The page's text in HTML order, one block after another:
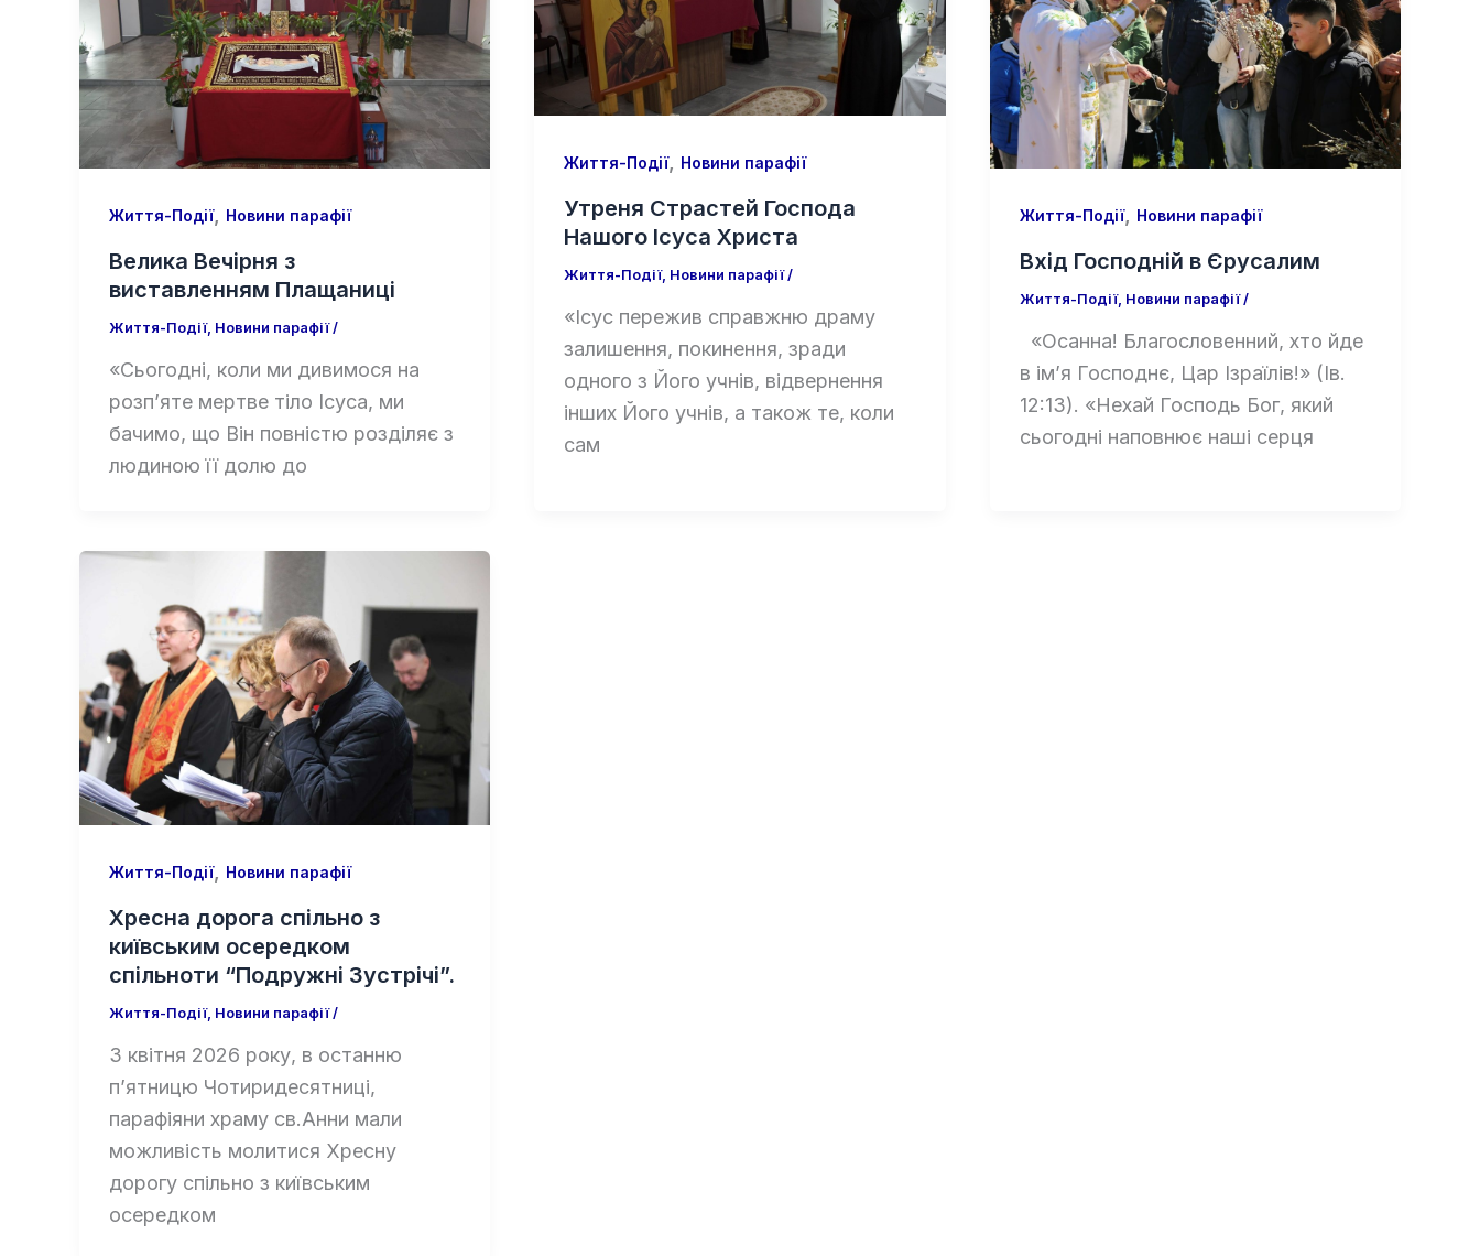
Життя-Події, Новини парафії
Велика Вечірня з
виставленням Плащаниці
Життя-Події, Новини парафії/
«Сьогодні, коли ми дивимося на
розп’яте мертве тіло Ісуса, ми
бачимо, що Він повністю розділяє з
людиною її долю до
Життя-Події, Новини парафії
Утреня Страстей Господа
Нашого Ісуса Христа
Життя-Події, Новини парафії/
«Ісус пережив справжню драму
залишення, покинення, зради
одного з Його учнів, відвернення
інших Його учнів, а також те, коли
сам
Життя-Події, Новини парафії
Вхід Господній в Єрусалим
Життя-Події, Новини парафії/
«Осанна! Благословенний, хто йде
в ім’я Господнє, Цар Ізраїлів!» (Ів.
12:13). «Нехай Господь Бог, який
сьогодні наповнює наші серця
Життя-Події, Новини парафії
Хресна дорога спільно з
київським осередком
спільноти “Подружні Зустрічі”.
Життя-Події, Новини парафії/
3 квітня 2026 року, в останню
п’ятницю Чотиридесятниці,
парафіяни храму св.Анни мали
можливість молитися Хресну
дорогу спільно з київським
осередком